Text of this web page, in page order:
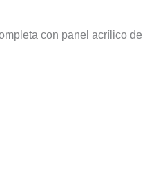
con panel acrílico de